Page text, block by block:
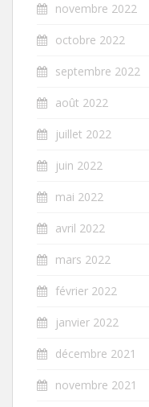
novembre 2022
octobre 2022
septembre 2022
août 2022
juillet 2022
juin 2022
mai 2022
avril 2022
mars 2022
février 2022
janvier 2022
décembre 2021
novembre 2021